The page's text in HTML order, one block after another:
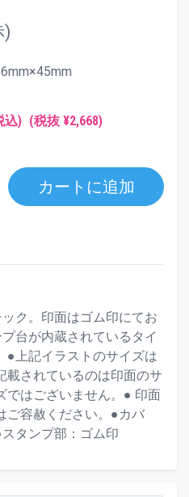
)
込) (税抜 ¥2,668)
カートに追加
ク。印面はゴム印にてお
台が内蔵されているタイ
●上記イラストのサイズは
載されているのは印面のサ
ではございません。● 印面
ご容赦ください。●カバ
タンプ部：ゴム印